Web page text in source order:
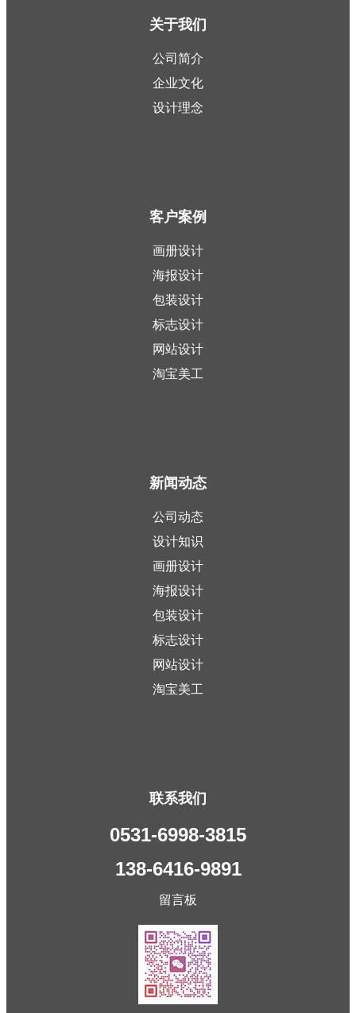
关于我们
公司简介
企业文化
设计理念
客户案例
画册设计
海报设计
包装设计
标志设计
网站设计
淘宝美工
新闻动态
公司动态
设计知识
画册设计
海报设计
包装设计
标志设计
网站设计
淘宝美工
联系我们
0531-6998-3815
138-6416-9891
留言板